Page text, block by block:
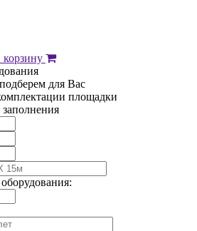
корзину
для Вас
площадки
заполнения